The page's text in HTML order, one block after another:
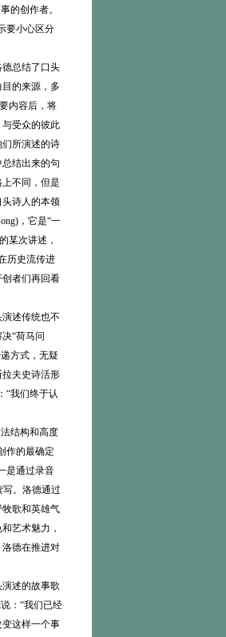
的创作者。
要小心区分
总结了口头
的来源，多
内容后，将
受众的彼此
所演述的诗
结出来的句
不同，但是
诗人的本领
，它是“一
某次讲述，
历史流传进
者们再回看
述传统也不
“荷马问
方式，无疑
夫史诗活形
“我们终于认
结构和高度
作的最确定
是通过录音
写。洛德通过
歌和英雄气
艺术魅力，
德在推进对
述的故事歌
：“我们已经
这样一个事